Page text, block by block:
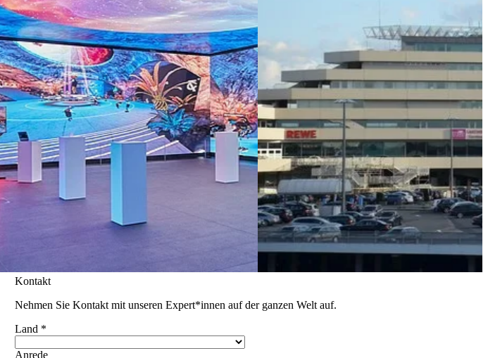
Kontakt
Nehmen Sie Kontakt mit unseren Expert*innen auf der ganzen Welt auf.
Land *
Anrede